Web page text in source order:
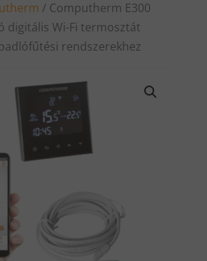
/ Computherm E300
digitális Wi-Fi termosztát
rendszerekhez